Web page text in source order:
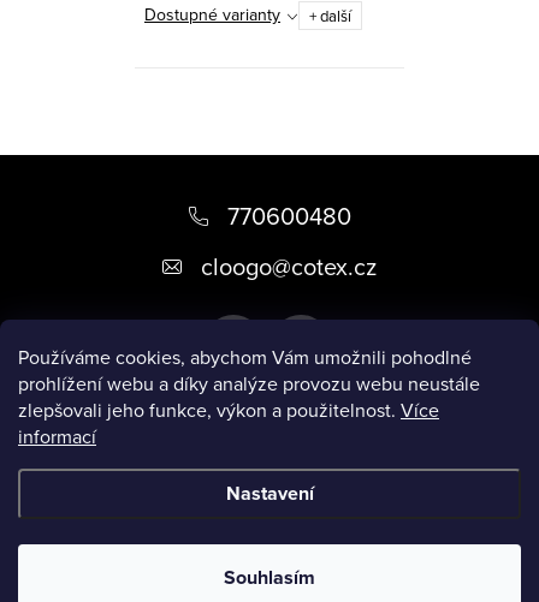
Používáme cookies, abychom Vám umožnili pohodlné
prohlížení webu a díky analýze provozu webu neustále
zlepšovali jeho funkce, výkon a použitelnost. Více
informací
Nastavení
Souhlasím
Dostupné varianty + další
t
770600480
cloogo@cotex.cz
Informace pro vás
nastavení cookies